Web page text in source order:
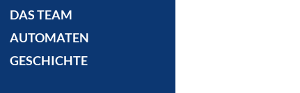
DAS TEAM
AUTOMATEN
GESCHICHTE